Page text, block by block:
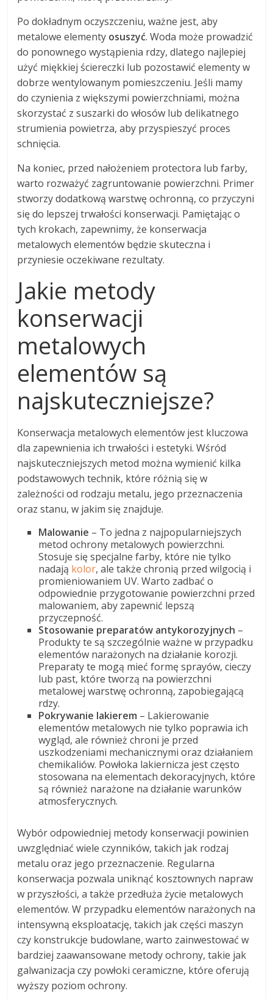
Po dokładnym oczyszczeniu, ważne jest, aby
metalowe elementy osuszyć. Woda może prowadzić
do ponownego wystąpienia rdzy, dlatego najlepiej
użyć miękkiej ściereczki lub pozostawić elementy w
dobrze wentylowanym pomieszczeniu. Jeśli mamy
do czynienia z większymi powierzchniami, można
skorzystać z suszarki do włosów lub delikatnego
strumienia powietrza, aby przyspieszyć proces
schnięcia.
Na koniec, przed nałożeniem protectora lub farby,
warto rozważyć zagruntowanie powierzchni. Primer
stworzy dodatkową warstwę ochronną, co przyczyni
się do lepszej trwałości konserwacji. Pamiętając o
tych krokach, zapewnimy, że konserwacja
metalowych elementów będzie skuteczna i
przyniesie oczekiwane rezultaty.
Jakie metody
konserwacji
metalowych
elementów są
najskuteczniejsze?
Konserwacja metalowych elementów jest kluczowa
dla zapewnienia ich trwałości i estetyki. Wśród
najskuteczniejszych metod można wymienić kilka
podstawowych technik, które różnią się w
zależności od rodzaju metalu, jego przeznaczenia
oraz stanu, w jakim się znajduje.
Malowanie – To jedna z najpopularniejszych
metod ochrony metalowych powierzchni.
Stosuje się specjalne farby, które nie tylko
nadają kolor, ale także chronią przed wilgocią i
promieniowaniem UV. Warto zadbać o
odpowiednie przygotowanie powierzchni przed
malowaniem, aby zapewnić lepszą
przyczepność.
Stosowanie preparatów antykorozyjnych –
Produkty te są szczególnie ważne w przypadku
elementów narażonych na działanie korozji.
Preparaty te mogą mieć formę sprayów, cieczy
lub past, które tworzą na powierzchni
metalowej warstwę ochronną, zapobiegającą
rdzy.
Pokrywanie lakierem – Lakierowanie
elementów metalowych nie tylko poprawia ich
wygląd, ale również chroni je przed
uszkodzeniami mechanicznymi oraz działaniem
chemikaliów. Powłoka lakiernicza jest często
stosowana na elementach dekoracyjnych, które
są również narażone na działanie warunków
atmosferycznych.
Wybór odpowiedniej metody konserwacji powinien
uwzględniać wiele czynników, takich jak rodzaj
metalu oraz jego przeznaczenie. Regularna
konserwacja pozwala uniknąć kosztownych napraw
w przyszłości, a także przedłuża życie metalowych
elementów. W przypadku elementów narażonych na
intensywną eksploatację, takich jak części maszyn
czy konstrukcje budowlane, warto zainwestować w
bardziej zaawansowane metody ochrony, takie jak
galwanizacja czy powłoki ceramiczne, które oferują
wyższy poziom ochrony.